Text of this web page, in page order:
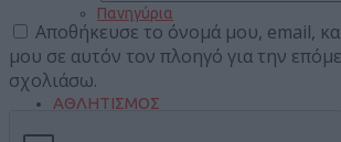
Πανηγύρια
ΑΘΛΗΤΙΣΜΟΣ
Αποθήκευσε το όνομά μου, email,
μου σε αυτόν τον πλοηγό για την
σχολιάσω.